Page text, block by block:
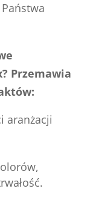
Przemawia
aranżacji